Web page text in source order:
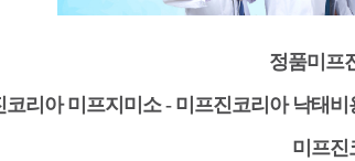
정품미프
코리아 미프지미소 - 미프진코리아 낙태
미프진